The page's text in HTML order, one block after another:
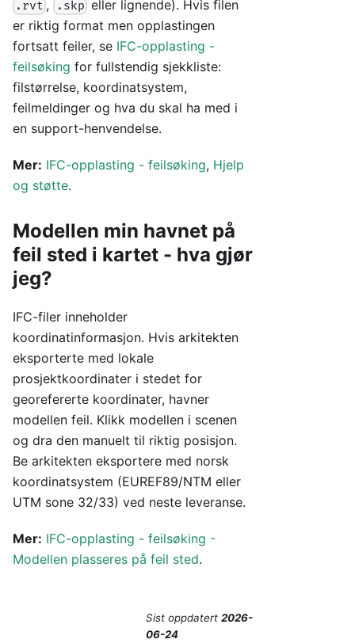
.rvt , .skp eller lignende). Hvis filen
er riktig format men opplastingen
fortsatt feiler, se IFC-opplasting -
feilsøking for fullstendig sjekkliste:
filstørrelse, koordinatsystem,
feilmeldinger og hva du skal ha med i
en support-henvendelse.
Mer: IFC-opplasting - feilsøking, Hjelp
og støtte.
Modellen min havnet på
feil sted i kartet - hva gjør
jeg?
IFC-filer inneholder
koordinatinformasjon. Hvis arkitekten
eksporterte med lokale
prosjektkoordinater i stedet for
georefererte koordinater, havner
modellen feil. Klikk modellen i scenen
og dra den manuelt til riktig posisjon.
Be arkitekten eksportere med norsk
koordinatsystem (EUREF89/NTM eller
UTM sone 32/33) ved neste leveranse.
Mer: IFC-opplasting - feilsøking -
Modellen plasseres på feil sted.
Sist oppdatert 2026-
06-24